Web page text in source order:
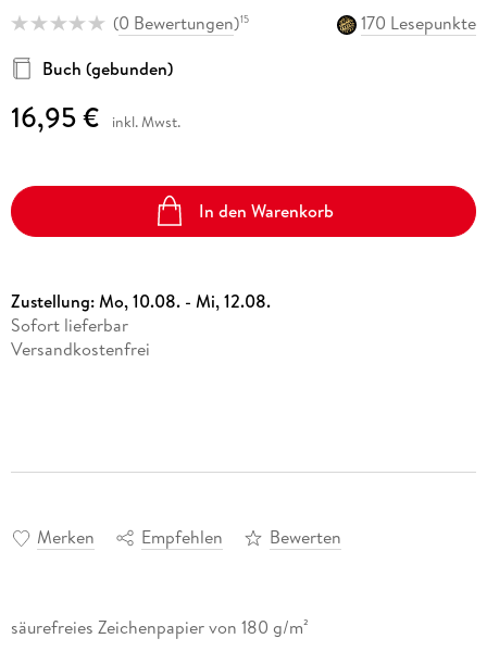
(0 Bewertungen)15
170 Lesepunkte
Buch (gebunden)
16,95 € inkl. Mwst.
In den Warenkorb
Zustellung:Mo, 10.08. - Mi, 12.08.
Sofort lieferbar
Versandkostenfrei
Merken Empfehlen Bewerten
säurefreies Zeichenpapier von 180 g/m²